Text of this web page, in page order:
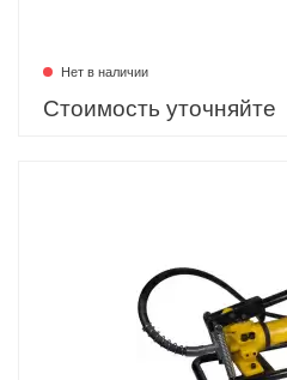
Нет в наличии
Стоимость уточняйте